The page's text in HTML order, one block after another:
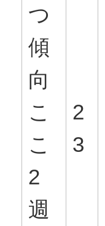
つ
傾
向
こ
こ
2
週
2
3